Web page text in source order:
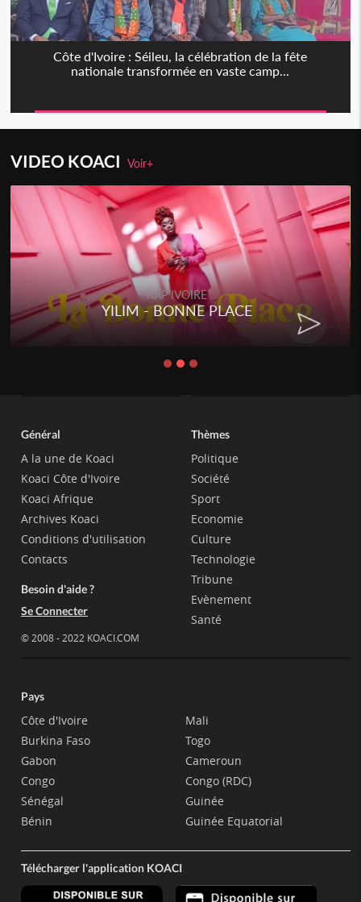
Côte d'Ivoire : Séileu, la célébration de la fête
nationale transformée en vaste camp...
VIDEO KOACIVoir+
RAP IVOIRE
YILIM - BONNE PLACE
Général
A la une de Koaci
Koaci Côte d'Ivoire
Koaci Afrique
Archives Koaci
Conditions d'utilisation
Contacts
Besoin d'aide ?
Se Connecter
© 2008 - 2022 KOACI.COM
Thèmes
Politique
Société
Sport
Economie
Culture
Technologie
Tribune
Evènement
Santé
Pays
Côte d'Ivoire
Burkina Faso
Gabon
Congo
Sénégal
Bénin
Mali
Togo
Cameroun
Congo (RDC)
Guinée
Guinée Equatorial
Télécharger l'application KOACI